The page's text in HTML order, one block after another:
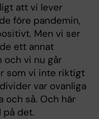
att vi lever
före pandemin,
Men vi ser
ett annat
och vi nu går
som vi inte riktigt
var ovanliga
och så. Och här
på det.